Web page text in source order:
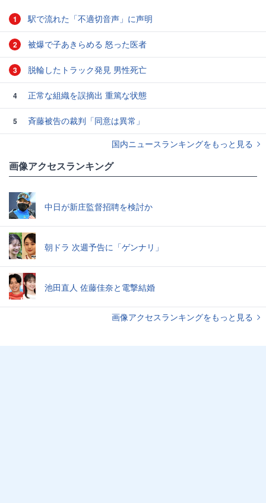
1 駅で流れた「不適切音声」に声明
2 被爆で子あきらめる 怒った医者
3 脱輪したトラック発見 男性死亡
4 正常な組織を誤摘出 重篤な状態
5
斉藤被告の裁判「同意は異常」
国内ニュースランキングをもっと見る
画像アクセスランキング
中日が新庄監督招聘を検討か
朝ドラ 次週予告に「ゲンナリ」
池田直人 佐藤佳奈と電撃結婚
画像アクセスランキングをもっと見る